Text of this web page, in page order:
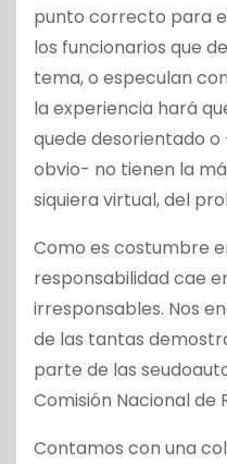
punto correcto para
los funcionarios que
tema, o especulan
la experiencia hará
quede desorientado
obvio- no tienen la
siquiera virtual, del
Como es costumbre
responsabilidad cae
irresponsables. Nos
de las tantas
parte de las
Comisión Nacional de
Contamos con una